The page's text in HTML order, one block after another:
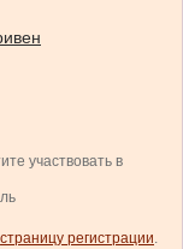
участвовать в
страницу регистрации.